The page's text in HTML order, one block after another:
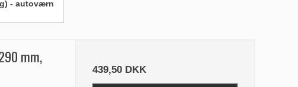
- autoværn
mm,
439,50 DKK